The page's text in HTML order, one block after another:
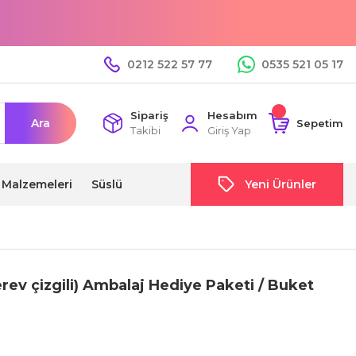
0212 522 57 77 0535 521 05 17
Ara
Sipariş
Takibi
Hesabım
Giriş Yap
Sepetim
Süslü Yeni Ürünler
çizgili) Ambalaj Hediye Paketi / Buket